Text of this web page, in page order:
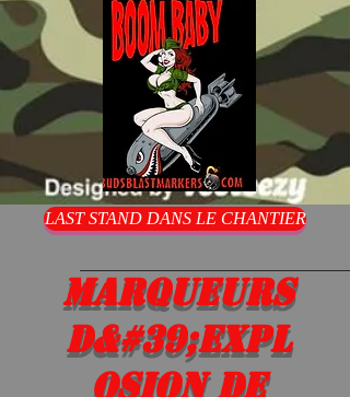
LAST STAND DANS LE CHANTIER
Marqueurs
d&#39;expl
osion de